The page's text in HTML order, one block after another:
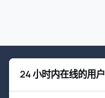
24 小时内在线的用户